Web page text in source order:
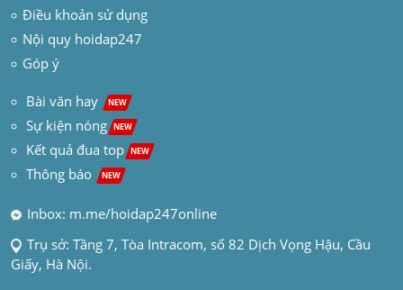
Điều khoản sử dụng
Nội quy hoidap247
Góp ý
Bài văn hay NEW
Sự kiện nóng NEW
Kết quả đua top NEW
Thông báo NEW
Inbox: m.me/hoidap247online
Trụ sở: Tầng 7, Tòa Intracom, số 82 Dịch Vọng Hậu, Cầu
Giấy, Hà Nội.